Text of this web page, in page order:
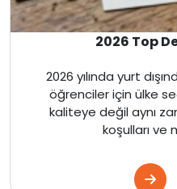
İngiltere
Kanada
Dubai
2026 Top
2026 yılında yurt
öğrenciler için ülke
kaliteye değil aynı
koşulları ve